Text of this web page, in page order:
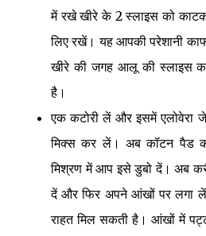
में रखे खीरे के 2 स्लाइस को
लिए रखें। यह आपकी परेशानी
खीरे की जगह आलू की स्लाइस
है।
एक कटोरी लें और इसमें
मिक्स कर लें। अब कॉटन पैड
मिश्रण में आप इसे डुबो दें। अब
दें और फिर अपने आंखों पर लगा
राहत मिल सकती है। आंखों में